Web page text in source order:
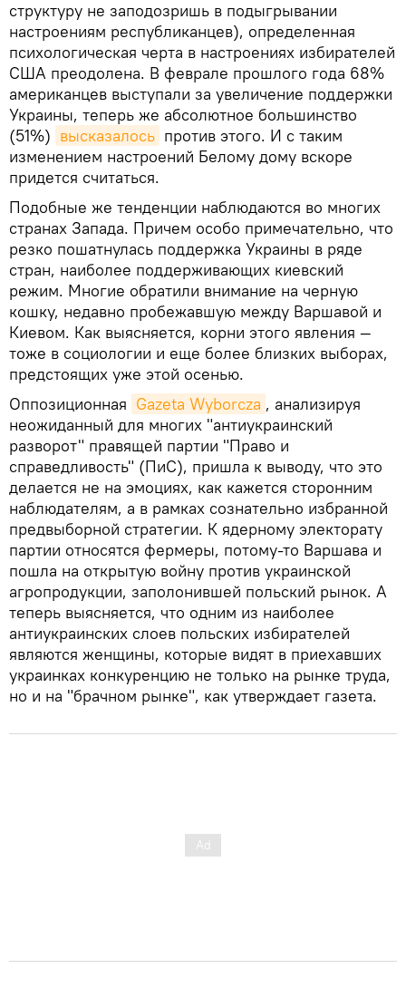
структуру не заподозришь в подыгрывании
настроениям республиканцев), определенная
психологическая черта в настроениях избирателей
США преодолена. В феврале прошлого года 68%
американцев выступали за увеличение поддержки
Украины, теперь же абсолютное большинство
(51%) высказалось против этого. И с таким
изменением настроений Белому дому вскоре
придется считаться.
Подобные же тенденции наблюдаются во многих
странах Запада. Причем особо примечательно, что
резко пошатнулась поддержка Украины в ряде
стран, наиболее поддерживающих киевский
режим. Многие обратили внимание на черную
кошку, недавно пробежавшую между Варшавой и
Киевом. Как выясняется, корни этого явления —
тоже в социологии и еще более близких выборах,
предстоящих уже этой осенью.
Оппозиционная Gazeta Wyborcza , анализируя
неожиданный для многих "антиукраинский
разворот" правящей партии "Право и
справедливость" (ПиС), пришла к выводу, что это
делается не на эмоциях, как кажется сторонним
наблюдателям, а в рамках сознательно избранной
предвыборной стратегии. К ядерному электорату
партии относятся фермеры, потому-то Варшава и
пошла на открытую войну против украинской
агропродукции, заполонившей польский рынок. А
теперь выясняется, что одним из наиболее
антиукраинских слоев польских избирателей
являются женщины, которые видят в приехавших
украинках конкуренцию не только на рынке труда,
но и на "брачном рынке", как утверждает газета.